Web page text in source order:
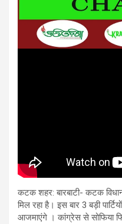
कटक शहर: बारबाटी- कटक
मिल रहा है। इस बार 3 बड़ी
आजमाएंगे । कांग्रेस से सोफिया